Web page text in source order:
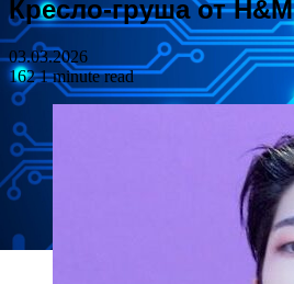
Кресло-груша от H&M
03.03.2026
1621 minute read